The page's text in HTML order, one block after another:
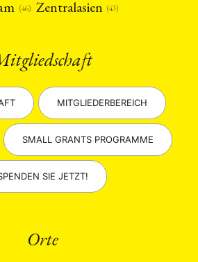
(46) Zentralasien (43)
MITGLIEDERBEREICH
SMALL GRANTS PROGRAMME
SIE JETZT!
Orte